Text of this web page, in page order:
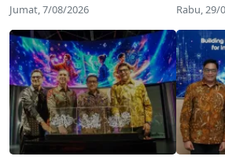
Jumat, 7/08/2026 Rabu, 29/